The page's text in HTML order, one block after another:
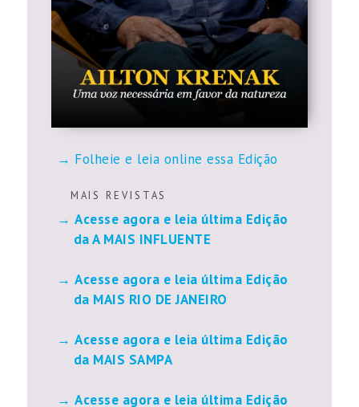
Folheie e leia online essa Edição
M A I S R E V I S T A S
Acesse agora e leia última Edição
da A MAIS INFLUENTE
Acesse agora e leia última Edição
da MAIS RIO DE JANEIRO
Acesse agora e leia última Edição
da MAIS SAMPA
Acesse agora e leia última Edição